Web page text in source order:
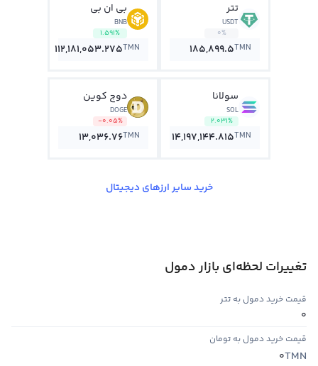
تتر
USDT
0%
185,899.5TMN
بی ان بی
BNB
1.591%
112,181,053.275TMN
سولانا
SOL
2.031%
14,197,144.815TMN
دوج کوین
DOGE
-0.05%
13,036.76TMN
خرید سایر ارزهای دیجیتال
تغییرات لحظه‌ای بازار دمول
قیمت خرید دمول به تتر
0
قیمت خرید دمول به تومان
TMN
0